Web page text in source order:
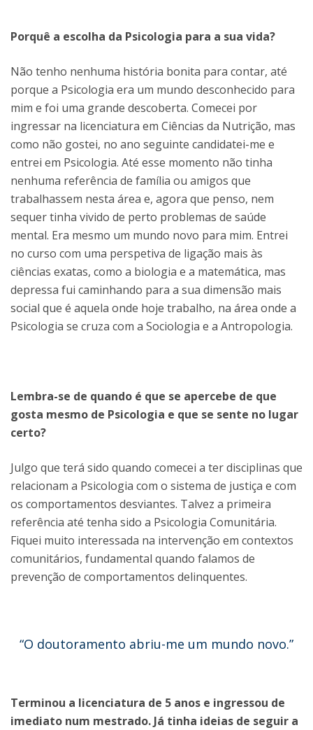
Porquê a escolha da Psicologia para a sua vida?
Não tenho nenhuma história bonita para contar, até
porque a Psicologia era um mundo desconhecido para
mim e foi uma grande descoberta. Comecei por
ingressar na licenciatura em Ciências da Nutrição, mas
como não gostei, no ano seguinte candidatei-me e
entrei em Psicologia. Até esse momento não tinha
nenhuma referência de família ou amigos que
trabalhassem nesta área e, agora que penso, nem
sequer tinha vivido de perto problemas de saúde
mental. Era mesmo um mundo novo para mim. Entrei
no curso com uma perspetiva de ligação mais às
ciências exatas, como a biologia e a matemática, mas
depressa fui caminhando para a sua dimensão mais
social que é aquela onde hoje trabalho, na área onde a
Psicologia se cruza com a Sociologia e a Antropologia.
Lembra-se de quando é que se apercebe de que
gosta mesmo de Psicologia e que se sente no lugar
certo?
Julgo que terá sido quando comecei a ter disciplinas que
relacionam a Psicologia com o sistema de justiça e com
os comportamentos desviantes. Talvez a primeira
referência até tenha sido a Psicologia Comunitária.
Fiquei muito interessada na intervenção em contextos
comunitários, fundamental quando falamos de
prevenção de comportamentos delinquentes.
“O doutoramento abriu-me um mundo novo.”
Terminou a licenciatura de 5 anos e ingressou de
imediato num mestrado. Já tinha ideias de seguir a